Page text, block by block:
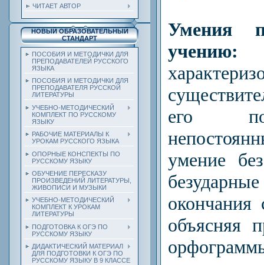
ЧИТАЕТ АВТОР
НОВЫЙ ОБРАЗОВАТЕЛЬНЫЙ
СТАНДАРТ
ПОСОБИЯ И МЕТОДИЧКИ ДЛЯ
ПРЕПОДАВАТЕЛЕЙ РУССКОГО
ЯЗЫКА
ПОСОБИЯ И МЕТОДИЧКИ ДЛЯ
ПРЕПОДАВАТЕЛЯ РУССКОЙ
ЛИТЕРАТУРЫ
УЧЕБНО-МЕТОДИЧЕСКИЙ
КОМПЛЕКТ ПО РУССКОМУ
ЯЗЫКУ
РАБОЧИЕ МАТЕРИАЛЫ К
УРОКАМ РУССКОГО ЯЗЫКА
ОПОРНЫЕ КОНСПЕКТЫ ПО
РУССКОМУ ЯЗЫКУ
ОБУЧЕНИЕ ПЕРЕСКАЗУ
ПРОИЗВЕДЕНИЙ ЛИТЕРАТУРЫ,
ЖИВОПИСИ И МУЗЫКИ
УЧЕБНО-МЕТОДИЧЕСКИЙ
КОМПЛЕКТ К УРОКАМ
ЛИТЕРАТУРЫ
ПОДГОТОВКА К ОГЭ ПО
РУССКОМУ ЯЗЫКУ
ДИДАКТИЧЕСКИЙ МАТЕРИАЛ
ДЛЯ ПОДГОТОВКИ К ОГЭ ПО
РУССКОМУ ЯЗЫКУ В 9 КЛАССЕ
Умения
его
умение
окончания
объясняя